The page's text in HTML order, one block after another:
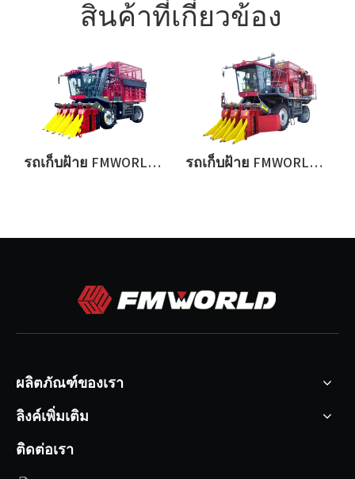
สินค้าที่เกี่ยวข้อง
รถเก็บฝ้าย FMWORLD - 4 แถว รถเก็บฝ้าย FMWORLD - 3 แถว
ผลิตภัณฑ์ของเรา
ลิงค์เพิ่มเติม
ติดต่อเรา